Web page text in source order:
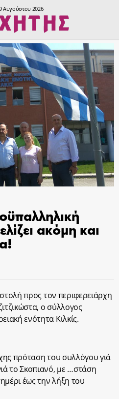
Αυγούστου 2026
ακόμη και
προς τον περιφερειάρχη
ο σύλλογος
ενότητα Κιλκίς.
πρόταση του συλλόγου γιά
το Σκοπιανό, με …στάση
έως την λήξη του